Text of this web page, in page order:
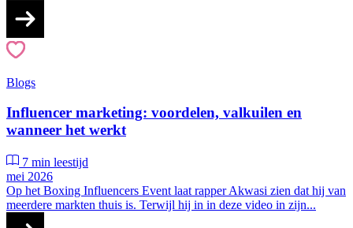
Blogs
Influencer marketing: voordelen, valkuilen en
wanneer het werkt
7 min leestijd
mei 2026
Op het Boxing Influencers Event laat rapper Akwasi zien dat hij van
meerdere markten thuis is. Terwijl hij in in deze video in zijn...